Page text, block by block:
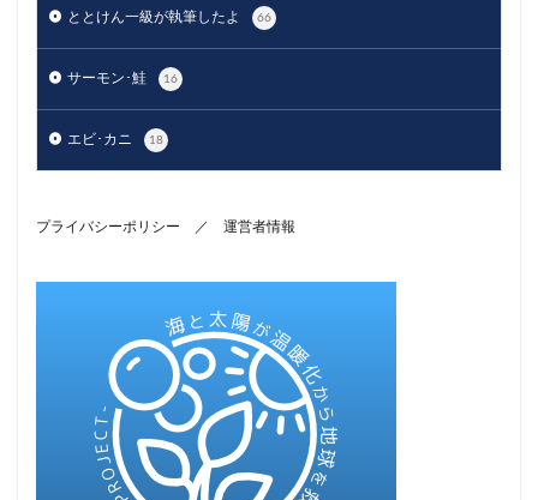
ととけん一級が執筆したよ 66
サーモン･鮭 16
エビ･カニ 18
プライバシーポリシー ／ 運営者情報